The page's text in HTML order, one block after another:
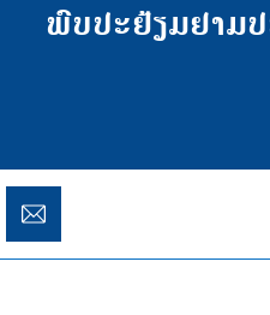
ພົບປະຢ້ຽມຢາມ